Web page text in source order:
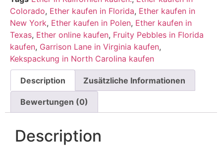
Colorado, Ether kaufen in Florida, Ether kaufen in
New York, Ether kaufen in Polen, Ether kaufen in
Texas, Ether online kaufen, Fruity Pebbles in Florida
kaufen, Garrison Lane in Virginia kaufen,
Kekspackung in North Carolina kaufen
Description Zusätzliche Informationen
Bewertungen (0)
Description